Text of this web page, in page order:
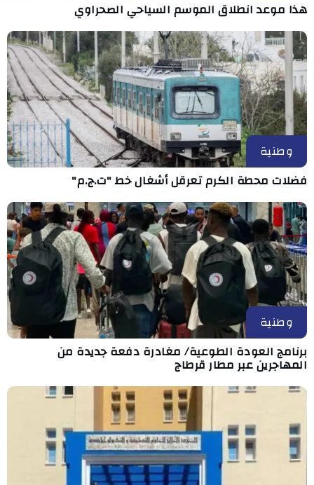
هذا موعد انطلاق الموسم السياحي الصحراوي
وطنية
فضلات محطة الكرم تعرقل أشغال خط "ت.ج.م"
وطنية
برنامج العودة الطوعية/ مغادرة دفعة جديدة من
المهاجرين عبر مطار قرطاج